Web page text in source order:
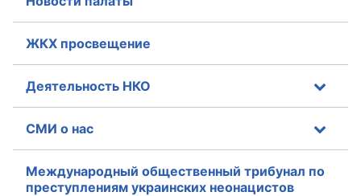
ЖКХ просвещение
Деятельность НКО
СМИ о нас
Международный общественный трибунал по
преступлениям украинских неонацистов